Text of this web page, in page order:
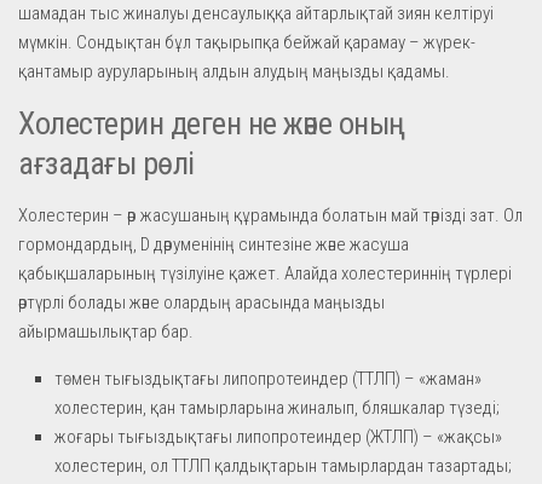
шамадан тыс жиналуы денсаулыққа айтарлықтай зиян келтіруі
мүмкін. Сондықтан бұл тақырыпқа бейжай қарамау – жүрек-
қантамыр ауруларының алдын алудың маңызды қадамы.
Холестерин деген не және оның
ағзадағы рөлі
Холестерин – әр жасушаның құрамында болатын май тәрізді зат. Ол
гормондардың, D дәруменінің синтезіне және жасуша
қабықшаларының түзілуіне қажет. Алайда холестериннің түрлері
әртүрлі болады және олардың арасында маңызды
айырмашылықтар бар.
төмен тығыздықтағы липопротеиндер (ТТЛП) – «жаман»
холестерин, қан тамырларына жиналып, бляшкалар түзеді;
жоғары тығыздықтағы липопротеиндер (ЖТЛП) – «жақсы»
холестерин, ол ТТЛП қалдықтарын тамырлардан тазартады;